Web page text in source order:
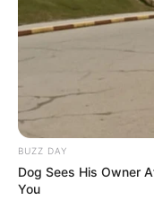
BUZZ DAY
Dog Sees His Owner
You